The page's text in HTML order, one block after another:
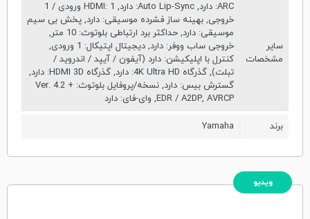
سایر
مشخصات
ARC: دارد, Auto Lip-Sync: دارد, HDMI: 1 ورودی / 1
خروجی, بهینه ساز فشرده موسیقی: دارد, پخش بی سیم
موسیقی: دارد, حداکثر برد ارتباطی بلوتوث: 10 متر,
خروجی ساب ووفر: دارد, دیجیتال اپتیکال: 1 ورودی,
کنترل با اپلیکیشن: دارد (آیفون / آیپد / اندروید /
تبلت), گذرگاه 4K Ultra HD: دارد, گذرگاه HDMI 3D: دارد,
گسترش بیس: دارد, نسخه/پروفایل بلوتوث: Ver. 4.2 +
EDR / A2DP, AVRCP, وای-فای: دارد
برند Yamaha
ویدیو